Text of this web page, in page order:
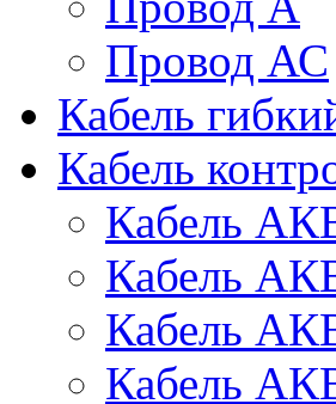
Провод АС
Кабель
Кабель
Кабель
Кабель
Кабель
Кабель